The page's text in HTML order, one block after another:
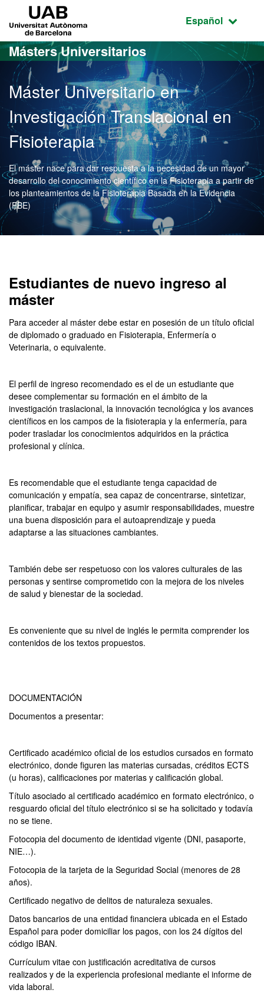
Acceso al contenido principal
Acceso a la navegación de la página
Idioma
Español
Másters Universitarios
Máster Universitario en
Investigación Translacional en
Fisioterapia
El máster nace para dar respuesta a la necesidad de un mayor
desarrollo del conocimiento científico en la Fisioterapia a partir de
los planteamientos de la Fisioterapia Basada en la Evidencia
(FBE)
Estudiantes de nuevo ingreso al
máster
Para acceder al máster debe estar en posesión de un título oficial
de diplomado o graduado en Fisioterapia, Enfermería o
Veterinaria, o equivalente.
El perfil de ingreso recomendado es el de un estudiante que
desee complementar su formación en el ámbito de la
investigación traslacional, la innovación tecnológica y los avances
científicos en los campos de la fisioterapia y la enfermería, para
poder trasladar los conocimientos adquiridos en la práctica
profesional y clínica.
Es recomendable que el estudiante tenga capacidad de
comunicación y empatía, sea capaz de concentrarse, sintetizar,
planificar, trabajar en equipo y asumir responsabilidades, muestre
una buena disposición para el autoaprendizaje y pueda
adaptarse a las situaciones cambiantes.
También debe ser respetuoso con los valores culturales de las
personas y sentirse comprometido con la mejora de los niveles
de salud y bienestar de la sociedad.
Es conveniente que su nivel de inglés le permita comprender los
contenidos de los textos propuestos.
DOCUMENTACIÓN
Documentos a presentar:
Certificado académico oficial de los estudios cursados en formato
electrónico, donde figuren las materias cursadas, créditos ECTS
(u horas), calificaciones por materias y calificación global.
Título asociado al certificado académico en formato electrónico, o
resguardo oficial del título electrónico si se ha solicitado y todavía
no se tiene.
Fotocopia del documento de identidad vigente (DNI, pasaporte,
NIE…).
Fotocopia de la tarjeta de la Seguridad Social (menores de 28
años).
Certificado negativo de delitos de naturaleza sexuales.
Datos bancarios de una entidad financiera ubicada en el Estado
Español para poder domiciliar los pagos, con los 24 dígitos del
código IBAN.
Currículum vitae con justificación acreditativa de cursos
realizados y de la experiencia profesional mediante el informe de
vida laboral.